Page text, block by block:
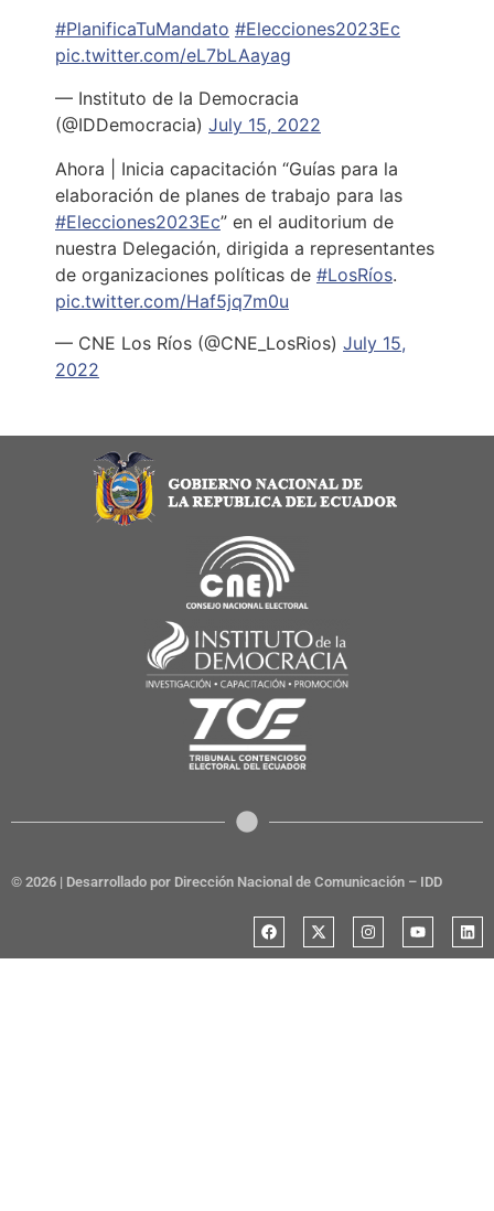
#PlanificaTuMandato #Elecciones2023Ec
pic.twitter.com/eL7bLAayag
— Instituto de la Democracia
(@IDDemocracia) July 15, 2022
Ahora | Inicia capacitación “Guías para la
elaboración de planes de trabajo para las
#Elecciones2023Ec” en el auditorium de
nuestra Delegación, dirigida a representantes
de organizaciones políticas de #LosRíos.
pic.twitter.com/Haf5jq7m0u
— CNE Los Ríos (@CNE_LosRios) July 15,
2022
© 2026 | Desarrollado por Dirección Nacional de Comunicación – IDD